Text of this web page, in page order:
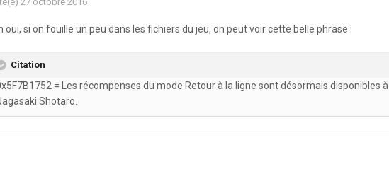
oui, si on fouille un peu dans les fichiers du jeu, on peut voir cette belle phrase :
Citation
= Les récompenses du mode Retour à la ligne sont désormais
Shotaro.